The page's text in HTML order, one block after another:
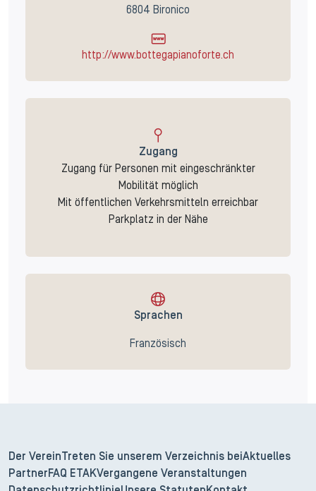
6804 Bironico
http://www.bottegapianoforte.ch
Zugang
Zugang für Personen mit eingeschränkter
Mobilität möglich
Mit öffentlichen Verkehrsmitteln erreichbar
Parkplatz in der Nähe
Sprachen
Französisch
Der Verein Treten Sie unserem Verzeichnis bei Aktuelles
Partner FAQ ETAKVergangene Veranstaltungen